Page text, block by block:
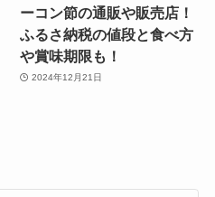
ーコン節の通販や販売店！
ふるさ納税の値段と食べ方
や賞味期限も！
2024年12月21日